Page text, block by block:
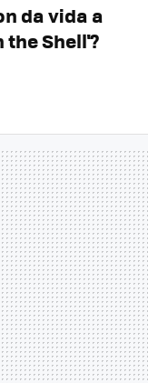
da vida a
Shell'?